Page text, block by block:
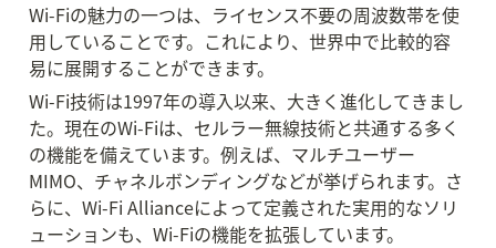
Wi-Fiの魅力の一つは、ライセンス不要の周波数帯を使
用していることです。これにより、世界中で比較的容
易に展開することができます。
Wi-Fi技術は1997年の導入以来、大きく進化してきまし
た。現在のWi-Fiは、セルラー無線技術と共通する多く
の機能を備えています。例えば、マルチユーザー
MIMO、チャネルボンディングなどが挙げられます。さ
らに、Wi-Fi Allianceによって定義された実用的なソリ
ューションも、Wi-Fiの機能を拡張しています。